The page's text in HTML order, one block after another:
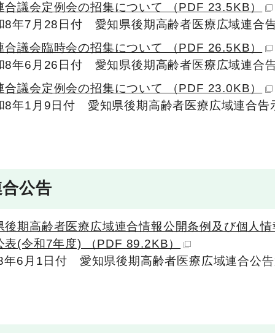
合議会定例会の招集について （PDF 23.5KB）
8年7月28日付 愛知県後期高齢者医療広域連合
合議会臨時会の招集について （PDF 26.5KB）
8年6月26日付 愛知県後期高齢者医療広域連合
合議会定例会の招集について （PDF 23.0KB）
8年1月9日付 愛知県後期高齢者医療広域連合告
公告
後期高齢者医療広域連合情報公開条例及び個人
表(令和7年度) （PDF 89.2KB）
年6月1日付 愛知県後期高齢者医療広域連合公